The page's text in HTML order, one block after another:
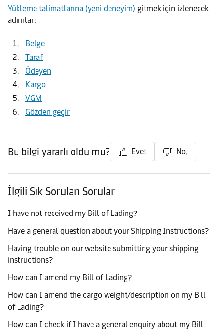
Yükleme talimatlarına (yeni deneyim) gitmek için izlenecek
adımlar:
Belge
Taraf
Ödeyen
Kargo
VGM
Gözden geçir
Bu bilgi yararlı oldu mu? Evet No.
İlgili Sık Sorulan Sorular
I have not received my Bill of Lading?
Have a general question about your Shipping Instructions?
Having trouble on our website submitting your shipping
instructions?
How can I amend my Bill of Lading?
How can I amend the cargo weight/description on my Bill
of Lading?
How can I check if I have a general enquiry about my Bill